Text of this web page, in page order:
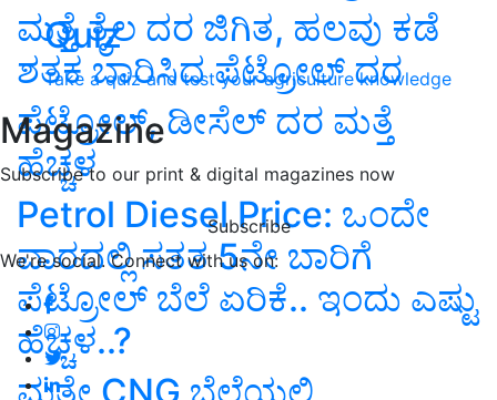
Quiz
Take a quiz and test your agriculture knowledge
Magazine
Subscribe to our print & digital magazines now
Subscribe
We're social. Connect with us on:
ಮತ್ತೆ ತೈಲ ದರ ಜಿಗಿತ, ಹಲವು ಕಡೆ
ಶತಕ ಬಾರಿಸಿದ ಪೆಟ್ರೋಲ್‌ ದರ
ಪೆಟ್ರೋಲ್, ಡೀಸೆಲ್ ದರ ಮತ್ತೆ
ಹೆಚ್ಚಳ
Petrol Diesel Price: ಒಂದೇ
ವಾರದಲ್ಲಿ ಸತತ 5ನೇ ಬಾರಿಗೆ
ಪೆಟ್ರೋಲ್‌ ಬೆಲೆ ಏರಿಕೆ.. ಇಂದು ಎಷ್ಟು
ಹೆಚ್ಚಳ..?
ಮತ್ತೇ CNG ಬೆಲೆಯಲ್ಲಿ